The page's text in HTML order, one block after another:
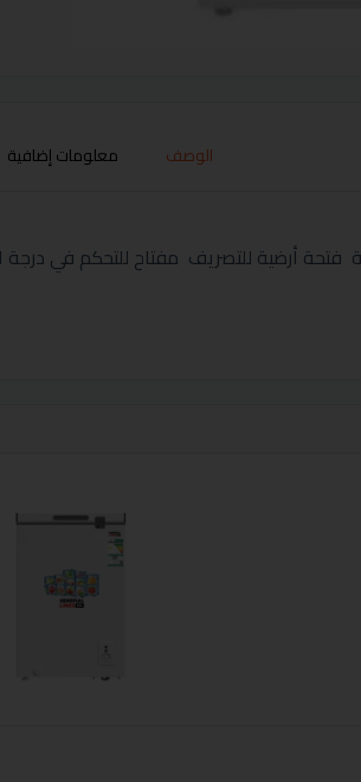
الوصف معلومات إضافية
أرضية للتصريف مفتاح للتحكم في